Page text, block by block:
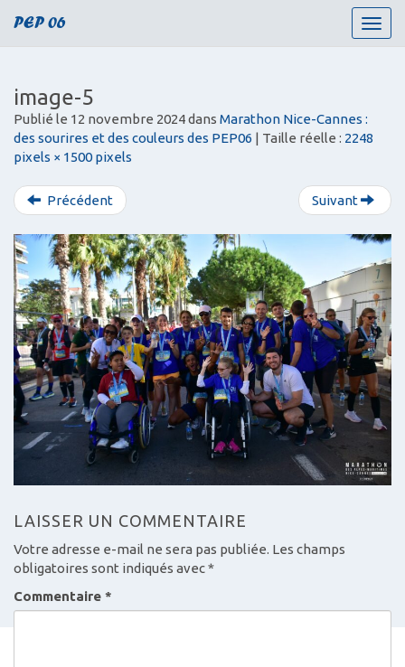
T
o
n
i
g
a
i
o
n
PEP 06
image-5
Publié le 12 novembre 2024dans Marathon Nice-Cannes :
des sourires et des couleurs des PEP06 | Taille réelle : 2248
pixels × 1500 pixels
Précédent Suivant
LAISSER UN COMMENTAIRE
Votre adresse e-mail ne sera pas publiée. Les champs
obligatoires sont indiqués avec*
Commentaire *